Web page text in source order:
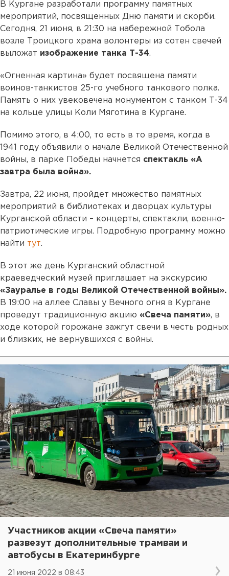
В Кургане разработали программу памятных
мероприятий, посвященных Дню памяти и скорби.
Сегодня, 21 июня, в 21:30 на набережной Тобола
возле Троицкого храма волонтеры из сотен свечей
выложат изображение танка Т-34.
«Огненная картина» будет посвящена памяти
воинов-танкистов 25-го учебного танкового полка.
Память о них увековечена монументом с танком Т-34
на кольце улицы Коли Мяготина в Кургане.
Помимо этого, в 4:00, то есть в то время, когда в
1941 году объявили о начале Великой Отечественной
войны, в парке Победы начнется спектакль «А
завтра была война».
Завтра, 22 июня, пройдет множество памятных
мероприятий в библиотеках и дворцах культуры
Курганской области – концерты, спектакли, военно-
патриотические игры. Подробную программу можно
найти тут.
В этот же день Курганский областной
краеведческий музей приглашает на экскурсию
«Зауралье в годы Великой Отечественной войны».
В 19:00 на аллее Славы у Вечного огня в Кургане
проведут традиционную акцию «Свеча памяти», в
ходе которой горожане зажгут свечи в честь родных
и близких, не вернувшихся с войны.
Участников акции «Свеча памяти»
развезут дополнительные трамваи и
автобусы в Екатеринбурге
21 июня 2022 в 08:43